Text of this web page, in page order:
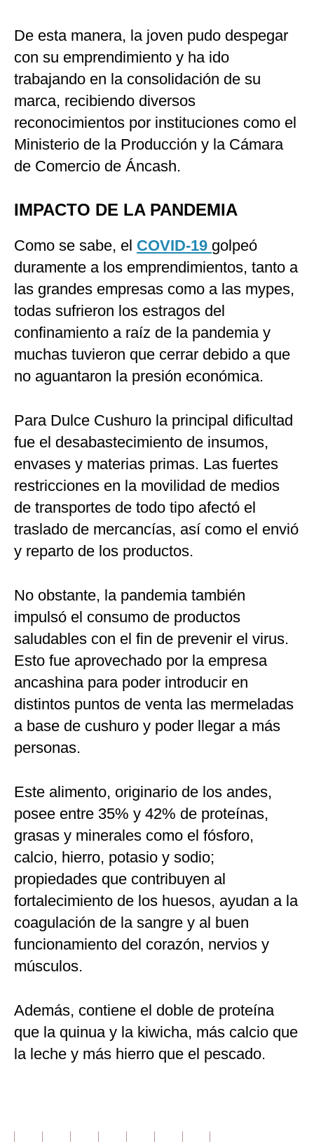
De esta manera, la joven pudo despegar
con su emprendimiento y ha ido
trabajando en la consolidación de su
marca, recibiendo diversos
reconocimientos por instituciones como el
Ministerio de la Producción y la Cámara
de Comercio de Áncash.
IMPACTO DE LA PANDEMIA
Como se sabe, el COVID-19 golpeó
duramente a los emprendimientos, tanto a
las grandes empresas como a las mypes,
todas sufrieron los estragos del
confinamiento a raíz de la pandemia y
muchas tuvieron que cerrar debido a que
no aguantaron la presión económica.
Para Dulce Cushuro la principal dificultad
fue el desabastecimiento de insumos,
envases y materias primas. Las fuertes
restricciones en la movilidad de medios
de transportes de todo tipo afectó el
traslado de mercancías, así como el envió
y reparto de los productos.
No obstante, la pandemia también
impulsó el consumo de productos
saludables con el fin de prevenir el virus.
Esto fue aprovechado por la empresa
ancashina para poder introducir en
distintos puntos de venta las mermeladas
a base de cushuro y poder llegar a más
personas.
Este alimento, originario de los andes,
posee entre 35% y 42% de proteínas,
grasas y minerales como el fósforo,
calcio, hierro, potasio y sodio;
propiedades que contribuyen al
fortalecimiento de los huesos, ayudan a la
coagulación de la sangre y al buen
funcionamiento del corazón, nervios y
músculos.
Además, contiene el doble de proteína
que la quinua y la kiwicha, más calcio que
la leche y más hierro que el pescado.